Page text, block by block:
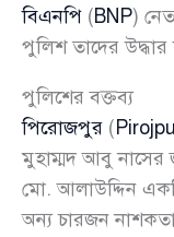
বিএনপি (BNP)
পুলিশ তাদের উদ্ধার
পুলিশের বক্তব্য
পিরোজপুর (
মুহাম্মদ আবু নাসের
মো. আলাউদ্দিন
অন্য চারজন